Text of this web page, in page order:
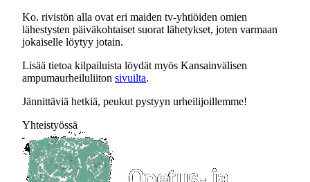
Ko. rivistön alla ovat eri maiden tv-yhtiöiden omien
lähestysten päiväkohtaiset suorat lähetykset, joten varmaan
jokaiselle löytyy jotain.
Lisää tietoa kilpailuista löydät myös Kansainvälisen
ampumaurheiluliiton sivuilta.
Jännittäviä hetkiä, peukut pystyyn urheilijoillemme!
Yhteistyössä